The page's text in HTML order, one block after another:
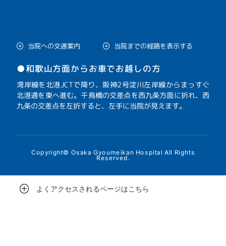
当院への交通案内 当院までの経路を表示する
●和歌山方面からお車でお越しの方
湾岸線を北港JCTで降り、阪神2号淀川左岸線からまっすぐ
北港通を東へ進む。千鳥橋の交差点を西九条方面に折れ、西
九条の交差点を左折すると、左手に当院が見えます。
Copyright© Osaka Gyoumeikan Hospital All Rights
Reserved.
よくアクセスされるページはこちら